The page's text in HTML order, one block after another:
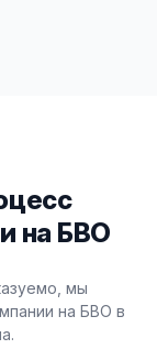
на БВО
мы
на БВО в